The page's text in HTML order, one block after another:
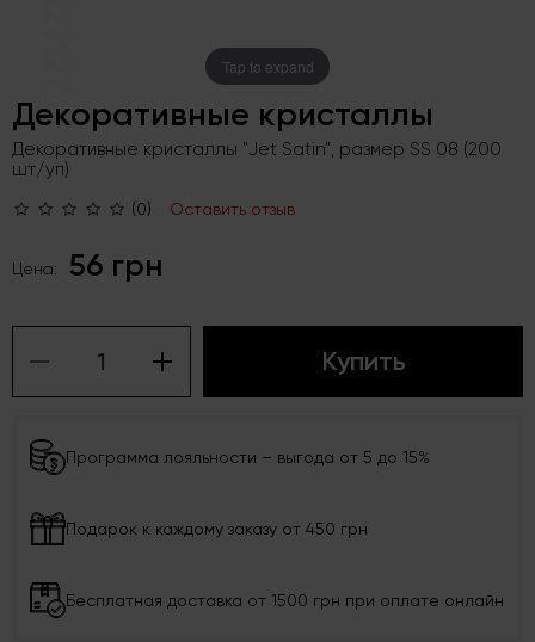
Tap to expand
Декоративные кристаллы
Декоративные кристаллы "Jet Satin", размер SS 08 (200
шт/уп)
(0) Оставить отзыв
Цена: 56 грн
Купить
Программа лояльности – выгода от 5 до 15%
Подарок к каждому заказу от 450 грн
Бесплатная доставка от 1500 грн при оплате онлайн